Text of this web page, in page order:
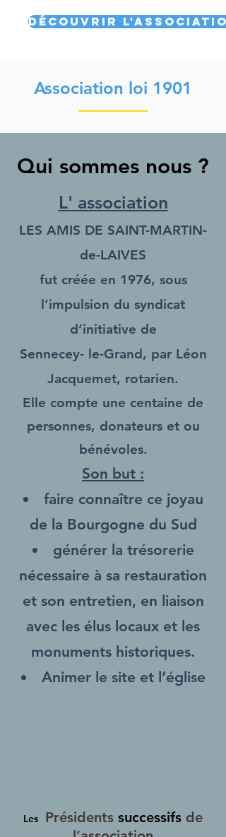
découvrir
Association loi 1901
Qui sommes nous ?
L' association
LES AMIS DE SAINT-MARTIN-
de-LAIVES
fut créée en 1976, sous
l’impulsion du syndicat
d’initiative de
Sennecey- le-Grand, par Léon
Jacquemet, rotarien.
Elle compte une centaine de
personnes, donateurs et ou
bénévoles.
Son but :
faire connaître ce joyau
de la Bourgogne du Sud
générer la trésorerie
nécessaire à sa restauration
et son entretien, en liaison
avec les élus locaux et les
monuments historiques.
Animer le site et l’église
Les Présidents successifs de